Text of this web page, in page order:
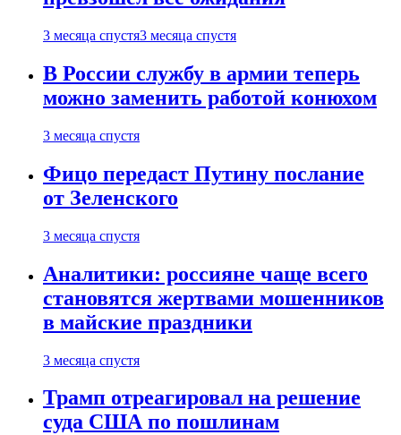
3 месяца спустя3 месяца спустя
В России службу в армии теперь
можно заменить работой конюхом
3 месяца спустя
Фицо передаст Путину послание
от Зеленского
3 месяца спустя
Аналитики: россияне чаще всего
становятся жертвами мошенников
в майские праздники
3 месяца спустя
Трамп отреагировал на решение
суда США по пошлинам